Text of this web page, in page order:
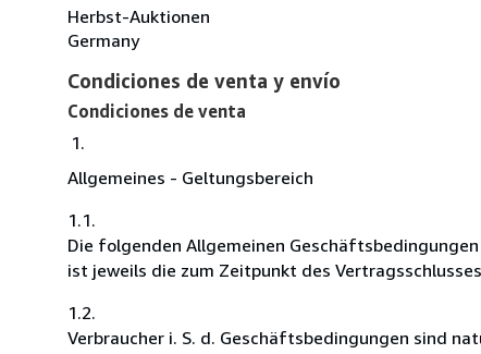
Herbst-Auktionen
Germany
Condiciones de venta y envío
Condiciones de venta
Allgemeines - Geltungsbereich
1.1.
Die folgenden Allgemeinen
ist jeweils die zum Zeitpunkt des
1.2.
Verbraucher i. S. d. Geschäftsbedingungen sind